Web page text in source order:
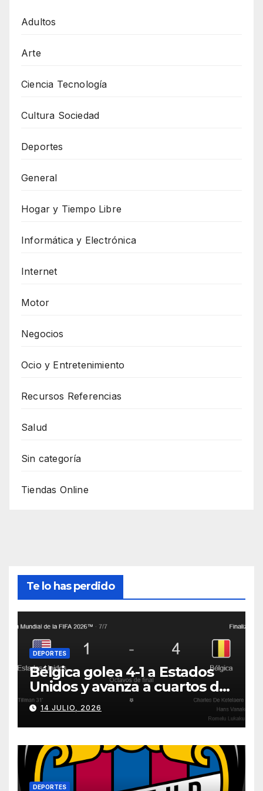
Adultos
Arte
Ciencia Tecnología
Cultura Sociedad
Deportes
General
Hogar y Tiempo Libre
Informática y Electrónica
Internet
Motor
Negocios
Ocio y Entretenimiento
Recursos Referencias
Salud
Sin categoría
Tiendas Online
Te lo has perdido
DEPORTES
Bélgica golea 4-1 a Estados
Unidos y avanza a cuartos del
Mundial 2026
14 JULIO, 2026
DEPORTES